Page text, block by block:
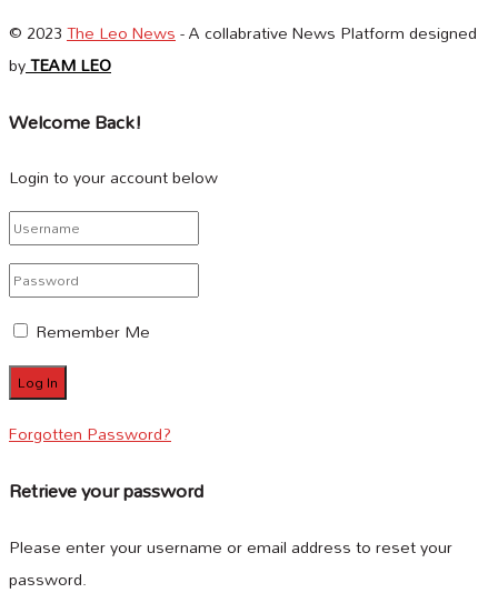
© 2023The Leo News- A collabrative News Platform designed
byTEAM LEO
Welcome Back!
Login to your account below
Remember Me
Forgotten Password?
Retrieve your password
Please enter your username or email address to reset your
password.